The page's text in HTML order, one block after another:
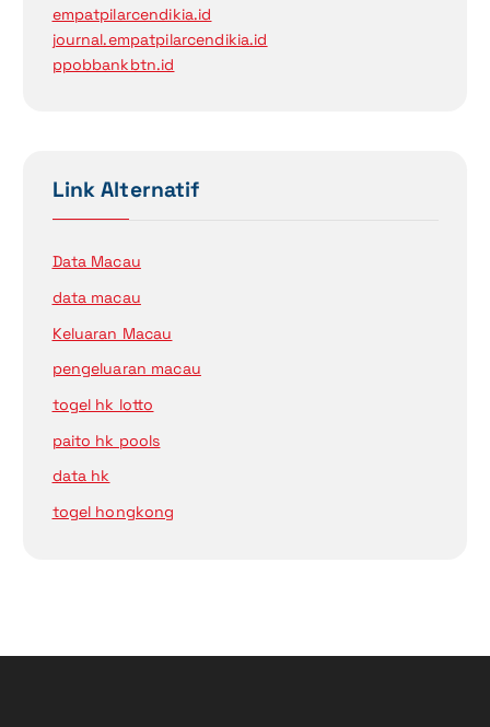
empatpilarcendikia.id
journal.empatpilarcendikia.id
ppobbankbtn.id
Link Alternatif
Data Macau
data macau
Keluaran Macau
pengeluaran macau
togel hk lotto
paito hk pools
data hk
togel hongkong